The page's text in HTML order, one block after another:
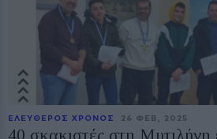
ΕΛΕΥΘΕΡΟΣ ΧΡΟΝΟΣ 26 ΦΕΒ, 2025
40 σκακιστές στη